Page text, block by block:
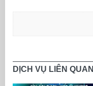
DỊCH VỤ LIÊN QUAN